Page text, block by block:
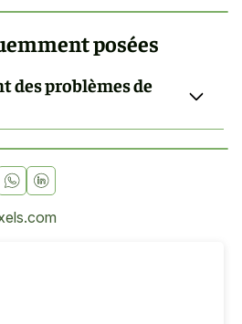
posées
des problèmes de